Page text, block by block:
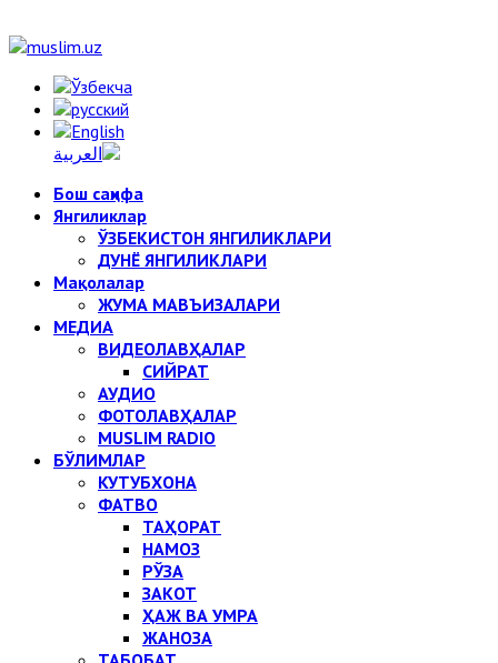
Бош саҳифа
Янгиликлар
ЎЗБЕКИСТОН ЯНГИЛИКЛАРИ
ДУНЁ ЯНГИЛИКЛАРИ
Мақолалар
ЖУМА МАВЪИЗАЛАРИ
МЕДИА
ВИДЕОЛАВҲАЛАР
СИЙРАТ
АУДИО
ФОТОЛАВҲАЛАР
MUSLIM RADIO
БЎЛИМЛАР
КУТУБХОНА
ФАТВО
ТАҲОРАТ
НАМОЗ
РЎЗА
ЗАКОТ
ҲАЖ ВА УМРА
ЖАНОЗА